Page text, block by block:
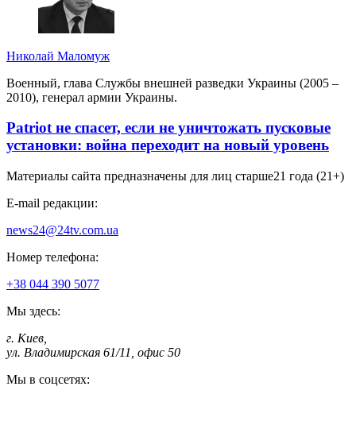
Николай Маломуж
Военный, глава Службы внешней разведки Украины (2005 –
2010), генерал армии Украины.
Patriot не спасет, если не уничтожать пусковые
установки: война переходит на новый уровень
Материалы сайта предназначены для лиц старше21 года (21+)
E-mail редакции:
news24@24tv.com.ua
Номер телефона:
+38 044 390 5077
Мы здесь:
г. Киев
ул. Владимирская 61/11, офис 50
Мы в соцсетях: